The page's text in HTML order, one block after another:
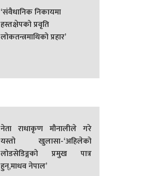
‘संवैधानिक निकायमा
हस्तक्षेपको प्रवृति
लोकतन्त्रमाथिको प्रहार’
नेता राधाकृण मौनालीले गरे
यस्तो खुलासा-‘अहिलेको
लोडसेडिङ्गको प्रमुख पात्र
हुन्,माधव नेपाल’